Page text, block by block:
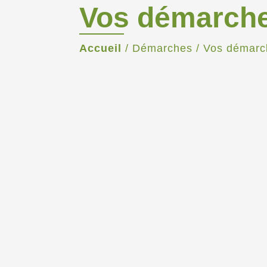
Vos
Accueil / Démarches / Vos